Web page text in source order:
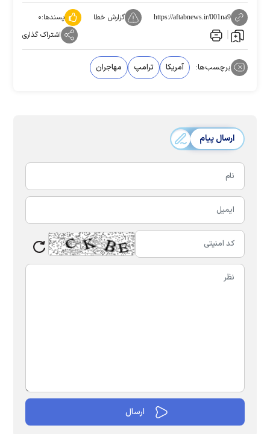
https://aftabnews.ir/001na9 گزارش خطا پسندها:۰
اشتراک گذاری
برچسب‌ها: آمریکا ترامپ مهاجران
ارسال پیام